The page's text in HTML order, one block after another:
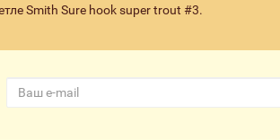
Smith Sure hook super trout #3.